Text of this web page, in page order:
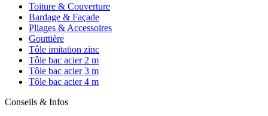
Toiture & Couverture
Bardage & Façade
Pliages & Accessoires
Gouttière
Tôle imitation zinc
Tôle bac acier 2 m
Tôle bac acier 3 m
Tôle bac acier 4 m
Conseils & Infos